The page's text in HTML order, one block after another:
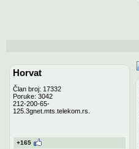
Horvat
Član broj: 17332
Poruke: 3042
212-200-65-
125.3gnet.mts.telekom.rs.
+165